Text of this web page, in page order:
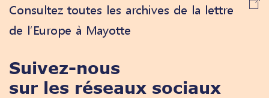
Consultez toutes les archives de la lettre
de l’Europe à Mayotte
Suivez-nous
sur les réseaux sociaux